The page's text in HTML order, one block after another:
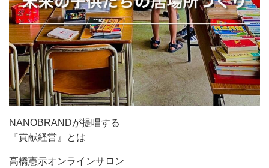
NANOBRANDが提唱する
『貢献経営』とは
高橋憲示オンラインサロン